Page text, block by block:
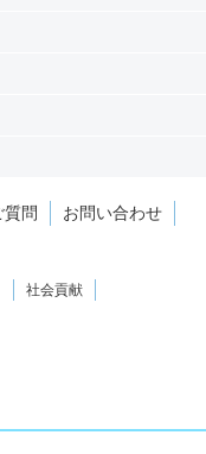
質問 お問い合わせ
社会貢献